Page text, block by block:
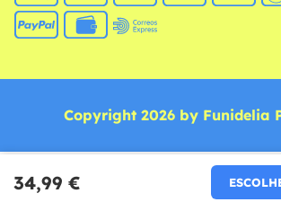
34,99 €
Copyright 2026 by Funidelia